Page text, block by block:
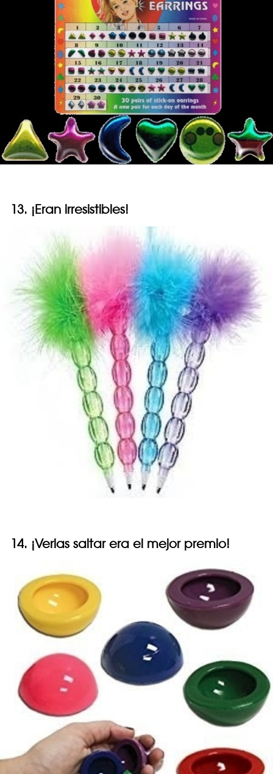
13. ¡Eran irresistibles!
14. ¡Verlas saltar era el mejor premio!